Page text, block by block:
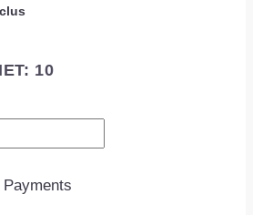
10